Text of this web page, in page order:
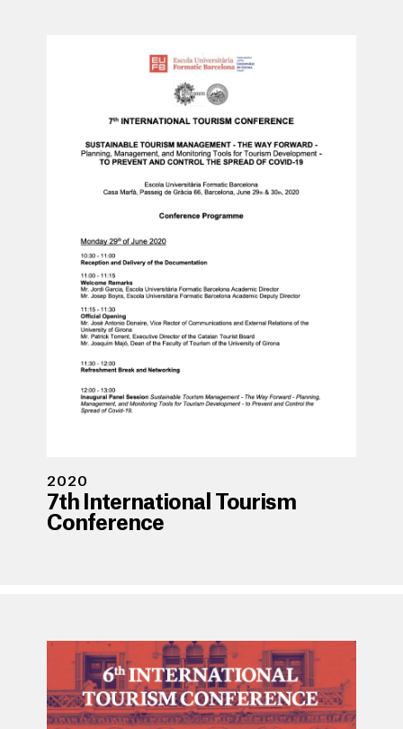
2020
7th International Tourism
Conference